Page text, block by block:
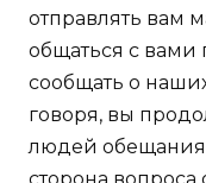
отправлять вам
общаться с вами
сообщать о
говоря, вы
людей